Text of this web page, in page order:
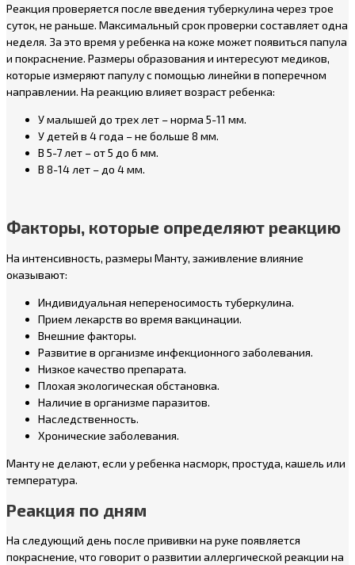
Реакция проверяется после введения туберкулина через трое
суток, не раньше. Максимальный срок проверки составляет одна
неделя. За это время у ребенка на коже может появиться папула
и покраснение. Размеры образования и интересуют медиков,
которые измеряют папулу с помощью линейки в поперечном
направлении. На реакцию влияет возраст ребенка:
У малышей до трех лет – норма 5-11 мм.
У детей в 4 года – не больше 8 мм.
В 5-7 лет – от 5 до 6 мм.
В 8-14 лет – до 4 мм.
Факторы, которые определяют реакцию
На интенсивность, размеры Манту, заживление влияние
оказывают:
Индивидуальная непереносимость туберкулина.
Прием лекарств во время вакцинации.
Внешние факторы.
Развитие в организме инфекционного заболевания.
Низкое качество препарата.
Плохая экологическая обстановка.
Наличие в организме паразитов.
Наследственность.
Хронические заболевания.
Манту не делают, если у ребенка насморк, простуда, кашель или
температура.
Реакция по дням
На следующий день после прививки на руке появляется
покраснение, что говорит о развитии аллергической реакции на